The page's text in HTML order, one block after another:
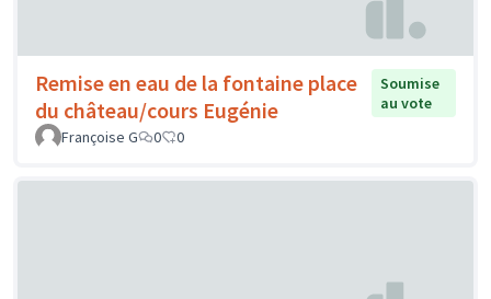
Remise en eau de la fontaine place
du château/cours Eugénie
Soumise
au vote
Françoise G
0 0